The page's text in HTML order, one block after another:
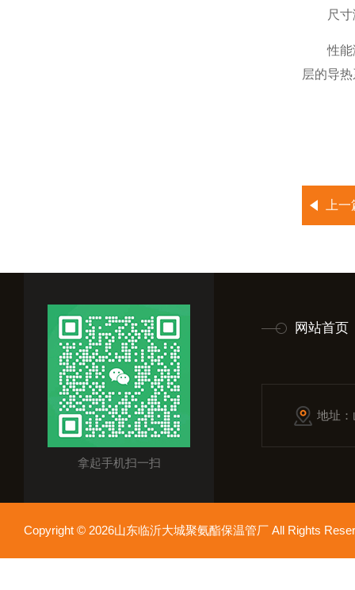
尺寸测
性能测
层的导
上
拿起手机扫一扫
网站首页
地址
Copyright © 2026山东临沂大城聚氨酯保温管厂 All Rights